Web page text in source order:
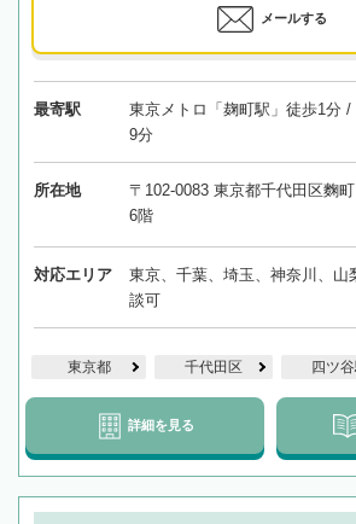
メールする
最寄駅
東京メトロ「麹町駅」徒歩1分
9分
所在地
〒102-0083 東京都千代田区麴
6階
対応エリア
東京、千葉、埼玉、神奈川、山
談可
東京都 千代田区 四ツ
詳細を見る